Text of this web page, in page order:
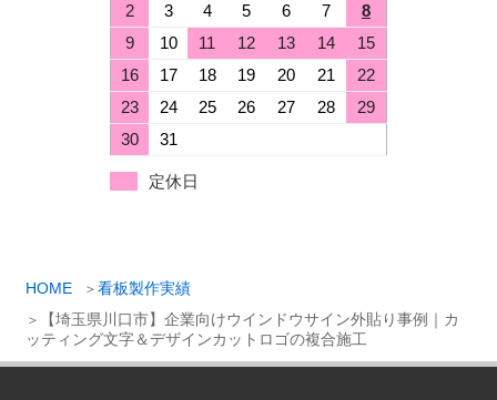
HOME
看板製作実績
【埼玉県川口市】企業向けウインドウサイン外貼り事例｜カ
ッティング文字＆デザインカットロゴの複合施工
2
3 4 5 6 7
8
9
10 11 12 13 14
15
16
17 18 19 20 21
22
23
24 25 26 27 28
29
30
31
定休日